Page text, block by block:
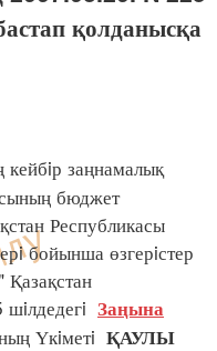
қолданысқа
заңнамалық
бюджет
Республикасы
бойынша өзгерiстер
Заңына
Үкiметi ҚАУЛЫ